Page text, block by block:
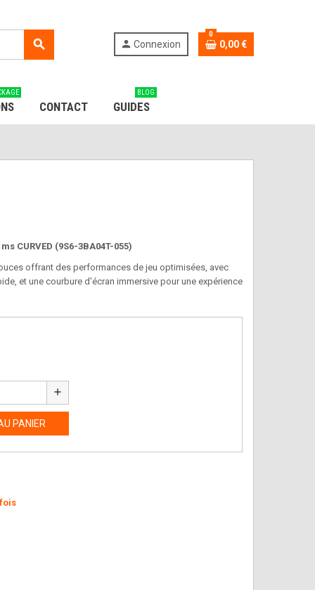
search person Connexion
0
0,00 €
CONTACT GUIDES
BLOG
CURVED (9S6-3BA04T-055)
offrant des performances de jeu optimisées, avec
et une courbure d'écran immersive pour une expérience
add
PANIER